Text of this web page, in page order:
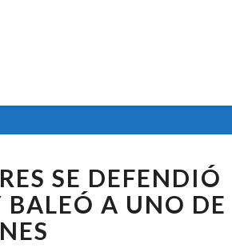
SE DEFENDIÓ
A UNO DE